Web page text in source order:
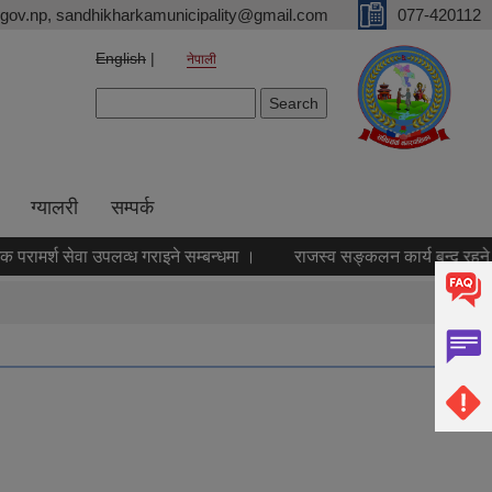
sandhikharkamunicipality@gmail.com 077-420112
English नेपाली
ग्यालरी सम्पर्क
सेवा उपलव्ध गराइने सम्बन्धमा । राजस्व सङ्कलन कार्य बन्द रहने